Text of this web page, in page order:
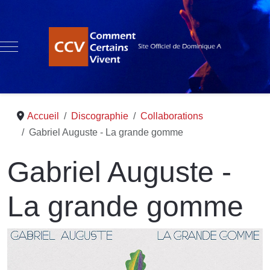
Mobile Menu Toggle
Accueil Discographie
Collaborations
Gabriel Auguste - La grande gomme
Gabriel Auguste -
La grande gomme